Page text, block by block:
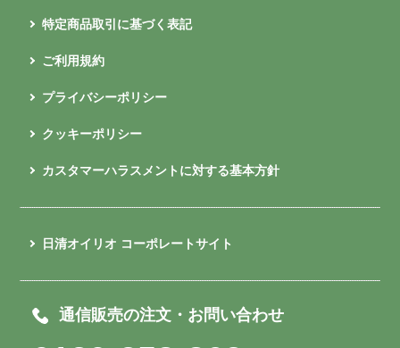
特定商品取引に基づく表記
ご利用規約
プライバシーポリシー
クッキーポリシー
カスタマーハラスメントに対する基本方針
日清オイリオ コーポレートサイト
通信販売の注文・お問い合わせ